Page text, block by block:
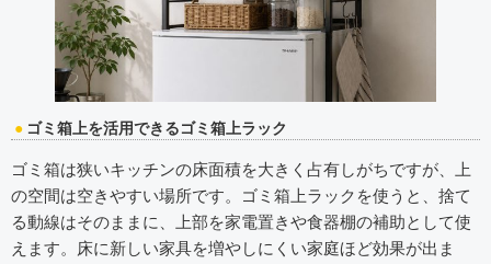
ゴミ箱上を活用できるゴミ箱上ラック
ゴミ箱は狭いキッチンの床面積を大きく占有しがちですが、上
の空間は空きやすい場所です。ゴミ箱上ラックを使うと、捨て
る動線はそのままに、上部を家電置きや食器棚の補助として使
えます。床に新しい家具を増やしにくい家庭ほど効果が出ま